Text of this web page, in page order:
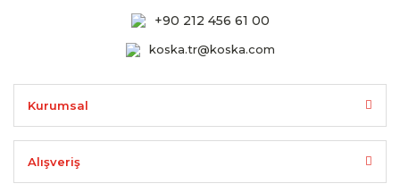
+90 212 456 61 00
koska.tr@koska.com
Kurumsal
Alışveriş